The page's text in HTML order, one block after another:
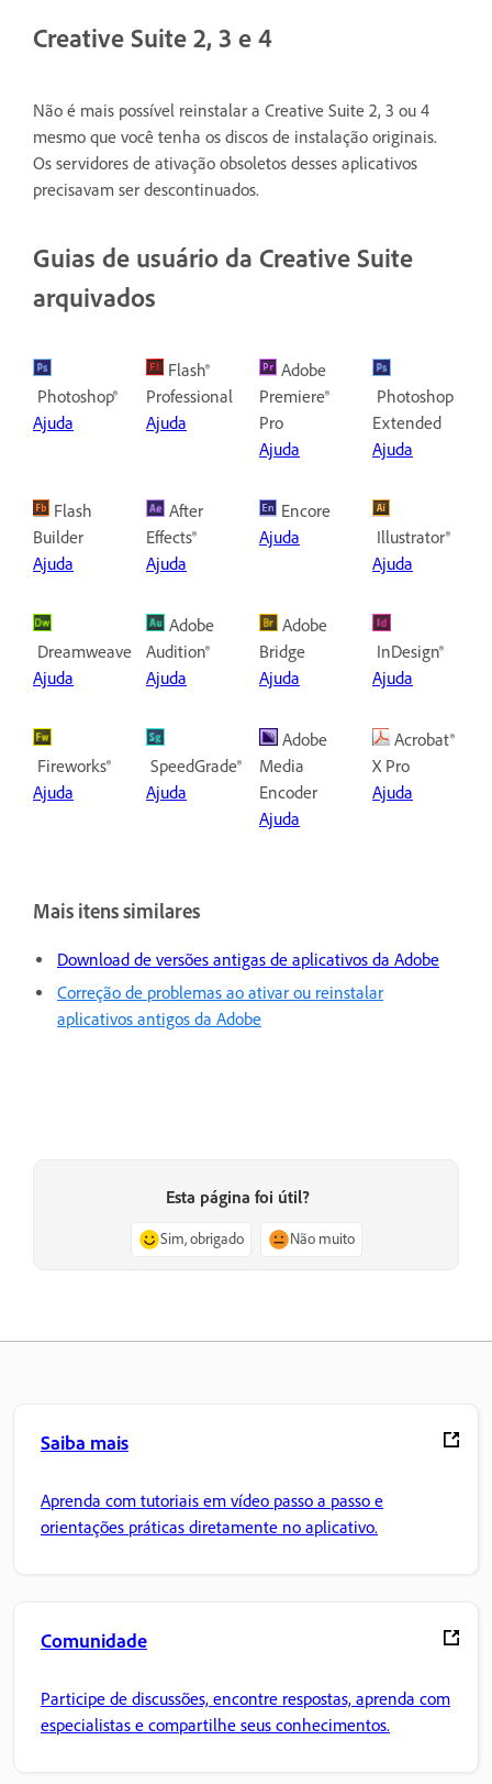
Creative Suite 2, 3 e 4
Não é mais possível reinstalar a Creative Suite 2, 3 ou 4
mesmo que você tenha os discos de instalação originais.
Os servidores de ativação obsoletos desses aplicativos
precisavam ser descontinuados.
Guias de usuário da Creative Suite
arquivados
Photoshop®
Ajuda
Flash®
Professional
Ajuda
Adobe
Premiere®
Pro
Ajuda
Photoshop
Extended
Ajuda
Flash
Builder
Ajuda
After
Effects®
Ajuda
Encore
Ajuda
Illustrator®
Ajuda
Dreamweaver®
Ajuda
Adobe
Audition®
Ajuda
Adobe
Bridge
Ajuda
InDesign®
Ajuda
Fireworks®
Ajuda
SpeedGrade®
Ajuda
Adobe
Media
Encoder
Ajuda
Acrobat®
X Pro
Ajuda
Mais itens similares
Download de versões antigas de aplicativos da Adobe
Correção de problemas ao ativar ou reinstalar
aplicativos antigos da Adobe
Esta página foi útil?
Sim, obrigado Não muito
Saiba mais
Aprenda com tutoriais em vídeo passo a passo e
orientações práticas diretamente no aplicativo.
Comunidade
Participe de discussões, encontre respostas, aprenda com
especialistas e compartilhe seus conhecimentos.